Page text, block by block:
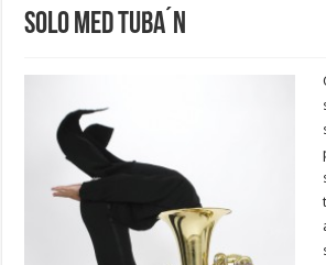
Solo med tuba´n